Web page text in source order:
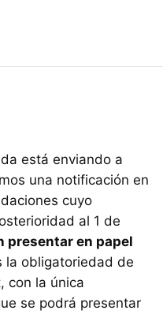
está enviando a
una notificación en
cuyo
al 1 de
presentar en papel
la obligatoriedad de
con la única
se podrá presentar